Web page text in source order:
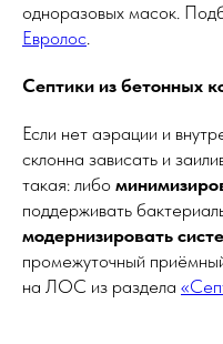
одноразовых масок.
Евролос.
Септики из бетонных
Если нет аэрации и
склонна зависать и
такая: либо
поддерживать
модернизировать
промежуточный
на ЛОС из раздела